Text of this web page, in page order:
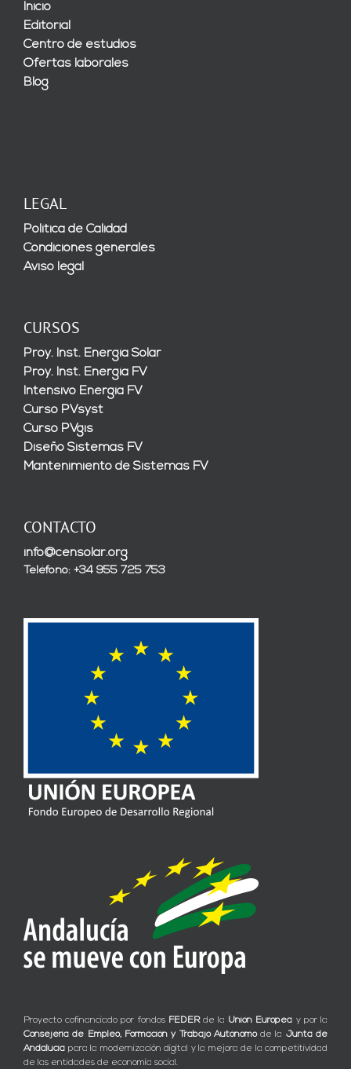
Inicio
Editorial
Centro de estudios
Ofertas laborales
Blog
LEGAL
Política de Calidad
Condiciones generales
Aviso legal
CURSOS
Proy. Inst. Energía Solar
Proy. Inst. Energía FV
Intensivo Energía FV
Curso PVsyst
Curso PVgis
Diseño Sistemas FV
Mantenimiento de Sistemas FV
CONTACTO
info@censolar.org
Teléfono: +34 955 725 753
Proyecto cofinanciado por fondos FEDERde la Unión Europea y por la
Consejería de Empleo, Formación y Trabajo Autónomode la Junta de
Andalucía para la modernización digital y la mejora de la competitividad
de las entidades de economía social.